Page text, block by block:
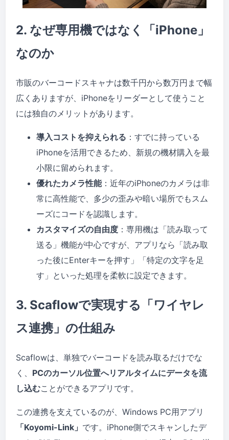
2. なぜ専用機ではなく「iPhone」
なのか
市販のバーコードスキャナは数千円から数万円まで幅
広くありますが、iPhoneをリーダーとして使うこと
には独自のメリットがあります。
導入コストを抑えられる ：すでに持っている
iPhoneを活用できるため、新規の機材購入を最
小限に留められます。
優れたカメラ性能：近年のiPhoneのカメラは非
常に高性能で、多少の歪みや暗い場所でもスム
ーズにコードを認識します。
カスタマイズの自由度 ：専用機は「読み取って
送る」機能が中心ですが、アプリなら「読み取
った後にEnterキーを押す」「特定の文字を足
す」といった処理を柔軟に設定できます。
3. Scaflowで実現する「ワイヤレ
ス連携」の仕組み
Scaflowは、単独でバーコードを読み取るだけでな
く、 PCのカーソル位置へリアルタイムにデータを流
し込むことができるアプリです。
この連携を支えているのが、Windows PC用アプリ
「Koyomi-Link」 です。iPhone側でスキャンしたデ